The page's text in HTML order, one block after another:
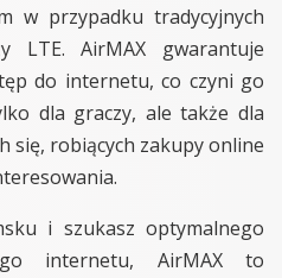
w przypadku tradycyjnych
LTE. AirMAX gwarantuje
do internetu, co czyni go
dla graczy, ale także dla
się, robiących zakupy online
i szukasz optymalnego
internetu, AirMAX to